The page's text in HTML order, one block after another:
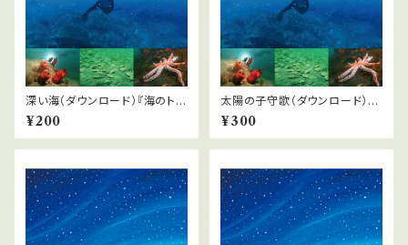
深い海（ダウンロード）『海のトワ
イライトゾーン』より
¥200
太陽の子守歌（ダウンロード）
『海のトワイライトゾーン』より
¥300